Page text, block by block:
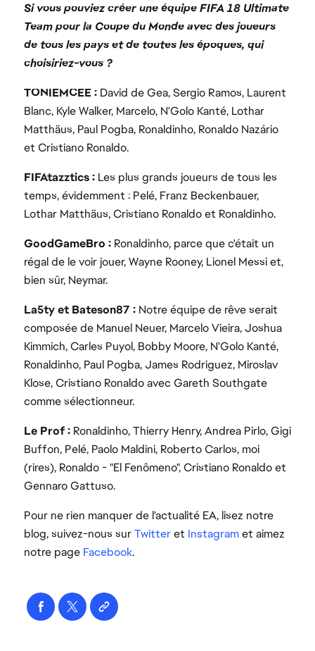
Si vous pouviez créer une équipe FIFA 18 Ultimate
Team pour la Coupe du Monde avec des joueurs
de tous les pays et de toutes les époques, qui
choisiriez-vous ?
TONIEMCEE :David de Gea, Sergio Ramos, Laurent
Blanc, Kyle Walker, Marcelo, N'Golo Kanté, Lothar
Matthäus, Paul Pogba, Ronaldinho, Ronaldo Nazário
et Cristiano Ronaldo.
FIFAtazztics :Les plus grands joueurs de tous les
temps, évidemment : Pelé, Franz Beckenbauer,
Lothar Matthäus, Cristiano Ronaldo et Ronaldinho.
GoodGameBro :Ronaldinho, parce que c'était un
régal de le voir jouer, Wayne Rooney, Lionel Messi et,
bien sûr, Neymar.
La5ty et Bateson87 :Notre équipe de rêve serait
composée de Manuel Neuer, Marcelo Vieira, Joshua
Kimmich, Carles Puyol, Bobby Moore, N'Golo Kanté,
Ronaldinho, Paul Pogba, James Rodriguez, Miroslav
Klose, Cristiano Ronaldo avec Gareth Southgate
comme sélectionneur.
Le Prof :Ronaldinho, Thierry Henry, Andrea Pirlo, Gigi
Buffon, Pelé, Paolo Maldini, Roberto Carlos, moi
(rires), Ronaldo - "El Fenômeno", Cristiano Ronaldo et
Gennaro Gattuso.
Pour ne rien manquer de l'actualité EA, lisez notre
blog, suivez-nous surTwitteret Instagramet aimez
notre page Facebook.